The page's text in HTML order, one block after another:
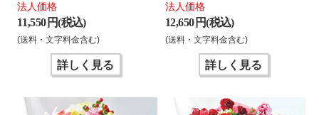
法人価格
11,550 円(税込)
(送料・文字料金含む)
詳しく見る
法人価格
12,650 円(税込)
(送料・文字料金含む)
詳しく見る